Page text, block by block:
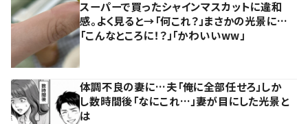
スーパーで買ったシャインマスカットに違和
感。よく見ると→「何これ？」まさかの光景に…
「こんなところに！？」「かわいいww」
体調不良の妻に…夫「俺に全部任せろ」しか
し数時間後「なにこれ…」妻が目にした光景と
は